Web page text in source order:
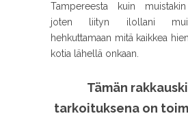
Tampereesta kuin muistakin
joten liityn ilollani
hehkuttamaan mitä kaikkea
kotia lähellä onkaan.
Tämän
tarkoituksena on